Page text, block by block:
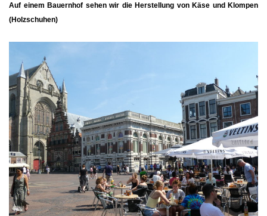
Auf einem Bauernhof sehen wir die Herstellung von Käse und Klompen
(Holzschuhen)